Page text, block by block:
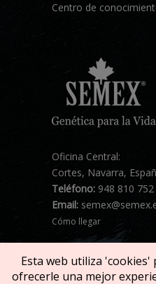
Centro de
Oficina Central:
Cortes, Navarra,
Teléfono: 948 810 752
Email:
Cómo llegar
Esta web utiliza
ofrecerle una mejor